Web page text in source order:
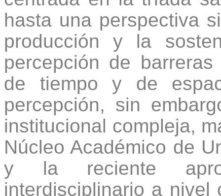
hasta una perspectiva
producción y la
percepción de
de tiempo y de
percepción, sin
institucional compleja,
Núcleo Académico de
y la reciente
interdisciplinario a